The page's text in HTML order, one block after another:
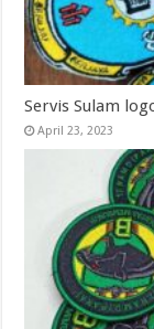
Servis Sulam
April 23, 2023